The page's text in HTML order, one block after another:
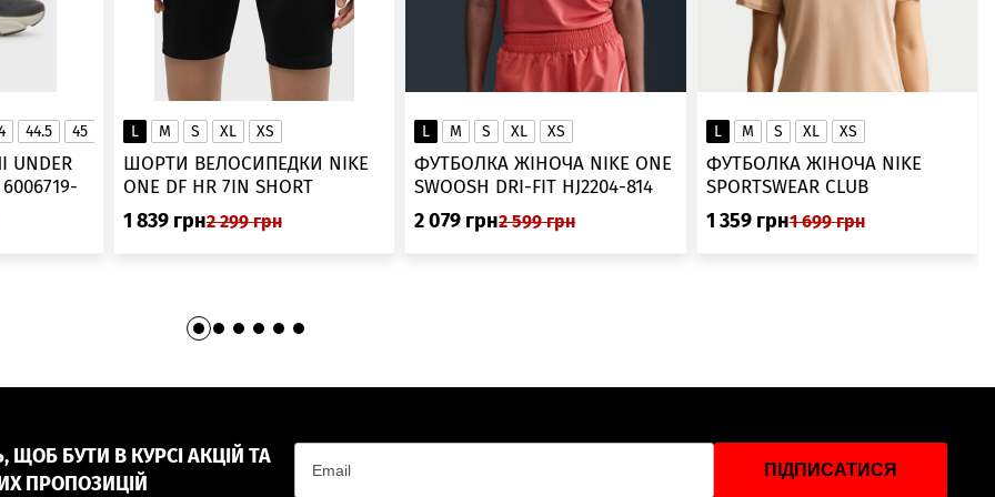
44.5 45 45.5
46
▲
UNDER
L M S XL XS
ШОРТИ ВЕЛОСИПЕДКИ NIKE
ONE DF HR 7IN SHORT
DV9022-010
1 839 грн2 299 грн
L M S XL XS
ФУТБОЛКА ЖІНОЧА NIKE ONE
SWOOSH DRI-FIT HJ2204-814
2 079 грн2 599 грн
L M S XL XS
ФУТБОЛКА ЖІНОЧА NIKE
SPORTSWEAR CLUB
ESSENTIALS DX7902-286
1 359 грн1 699 грн
ЩОБ БУТИ В КУРСІ АКЦІЙ ТА
ПРОПОЗИЦІЙ
ПІДПИСАТИСЯ